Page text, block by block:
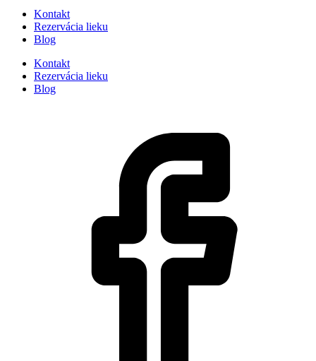
Kontakt
Rezervácia lieku
Blog
Kontakt
Rezervácia lieku
Blog